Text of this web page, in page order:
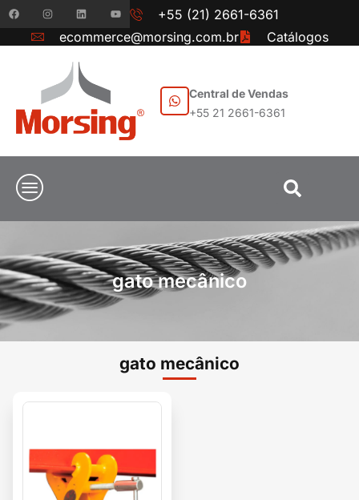
+55 (21) 2661-6361
ecommerce@morsing.com.br
Catálogos
Central de Vendas
+55 21 2661-6361
gato mecânico
gato mecânico